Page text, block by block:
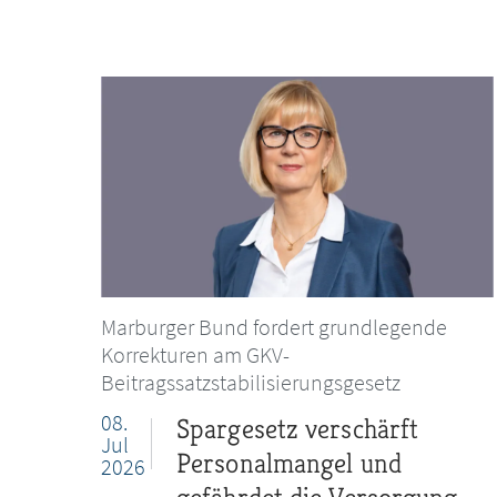
Marburger Bund fordert grundlegende
Korrekturen am GKV-
Beitragssatzstabilisierungsgesetz
08.
Jul
2026
Spargesetz verschärft
Personalmangel und